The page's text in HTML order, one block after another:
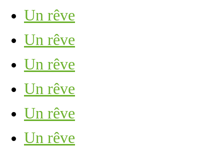
Un rêve
Un rêve
Un rêve
Un rêve
Un rêve
Un rêve